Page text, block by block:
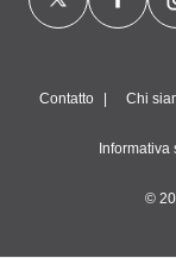
Contatto Chi
©